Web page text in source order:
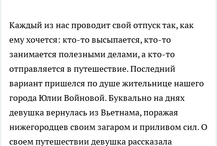
Каждый из нас проводит свой отпуск так, как
ему хочется: кто-то высыпается, кто-то
занимается полезными делами, а кто-то
отправляется в путешествие. Последний
вариант пришелся по душе жительнице нашего
города Юлии Войновой. Буквально на днях
девушка вернулась из Вьетнама, поражая
нижегородцев своим загаром и приливом сил. О
своем путешествии девушка рассказала